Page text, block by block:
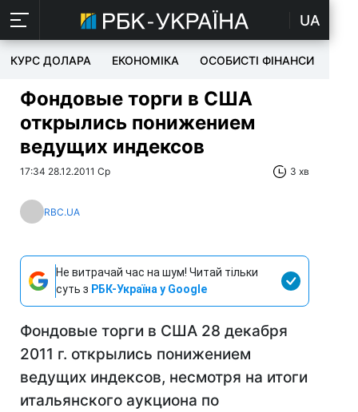
UA
КУРС ДОЛАРА ЕКОНОМІКА ОСОБИСТІ ФІНАНСИ
Фондовые торги в США
открылись понижением
ведущих индексов
17:34 28.12.2011 Ср 3 хв
RBC.UA
Не витрачай час на шум! Читай тільки
суть з РБК-Україна у Google
Фондовые торги в США 28 декабря
2011 г. открылись понижением
ведущих индексов, несмотря на итоги
итальянского аукциона по